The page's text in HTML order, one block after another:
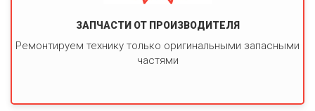
ЗАПЧАСТИ ОТ ПРОИЗВОДИТЕЛЯ
Ремонтируем технику только оригинальными запасными
частями